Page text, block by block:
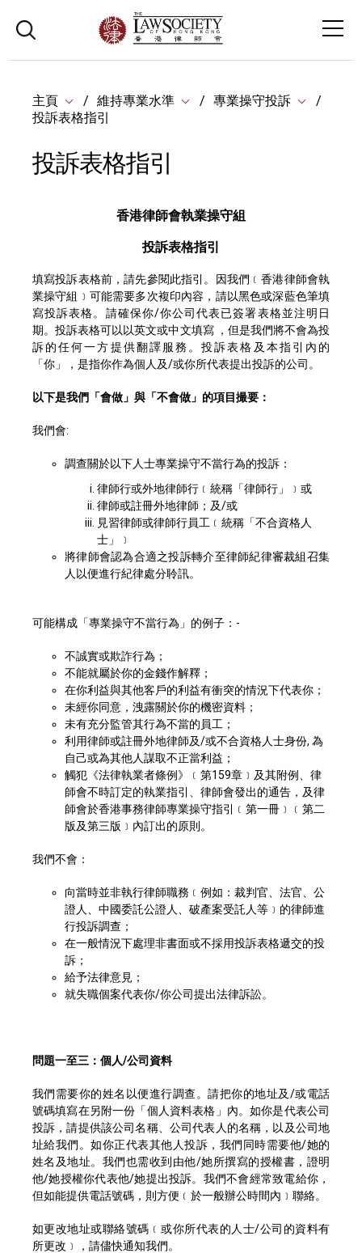
主頁 維持專業水準
專業操守投訴
投訴表格指引
投訴表格指引
香港律師會執業操守組
投訴表格指引
填寫投訴表格前，請先參閱此指引。因我們﹝香港律師會執
業操守組﹞可能需要多次複印內容，請以黑色或深藍色筆填
寫投訴表格。請確保你/你公司代表已簽署表格並注明日
期。投訴表格可以以英文或中文填寫 ，但是我們將不會為投
訴的任何一方提供翻譯服務。投訴表格及本指引內的
「你」，是指你作為個人及/或你所代表提出投訴的公司。
以下是我們「會做」與「不會做」的項目撮要：
我們會:
調查關於以下人士專業操守不當行為的投訴：
律師行或外地律師行﹝統稱「律師行」﹞或
律師或註冊外地律師；及/或
見習律師或律師行員工﹝統稱「不合資格人
士」﹞
將律師會認為合適之投訴轉介至律師紀律審裁組召集
人以便進行紀律處分聆訊。
可能構成「專業操守不當行為」的例子：-
不誠實或欺詐行為；
不能就屬於你的金錢作解釋；
在你利益與其他客戶的利益有衝突的情況下代表你；
未經你同意，洩露關於你的機密資料；
未有充分監管其行為不當的員工；
利用律師或註冊外地律師及/或不合資格人士身份, 為
自己或為其他人謀取不正當利益；
觸犯《法律執業者條例》﹝第159章﹞及其附例、律
師會不時訂定的執業指引、律師會發出的通告，及律
師會於香港事務律師專業操守指引﹝第一冊﹞﹝第二
版及第三版﹞內訂出的原則。
我們不會：
向當時並非執行律師職務﹝例如：裁判官、法官、公
證人、中國委託公證人、破產案受託人等﹞的律師進
行投訴調查；
在一般情況下處理非書面或不採用投訴表格遞交的投
訴；
給予法律意見；
就失職個案代表你/你公司提出法律訴訟。
問題一至三：個人/公司資料
我們需要你的姓名以便進行調查。請把你的地址及/或電話
號碼填寫在另附一份「個人資料表格」內。如你是代表公司
投訴，請提供該公司名稱、公司代表人的名稱，以及公司地
址給我們。如你正代表其他人投訴，我們同時需要他/她的
姓名及地址。我們也需收到由他/她所撰寫的授權書，證明
他/她授權你代表他/她提出投訴。我們不會經常致電給你，
但如能提供電話號碼，則方便﹝於一般辦公時間內﹞聯絡。
如更改地址或聯絡號碼﹝或你所代表的人士/公司的資料有
所更改﹞，請儘快通知我們。